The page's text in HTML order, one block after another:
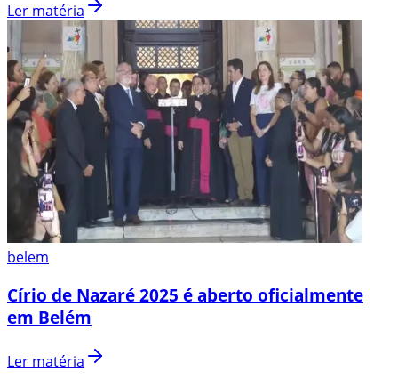
Ler matéria
belem
Círio de Nazaré 2025 é aberto oficialmente
em Belém
Ler matéria